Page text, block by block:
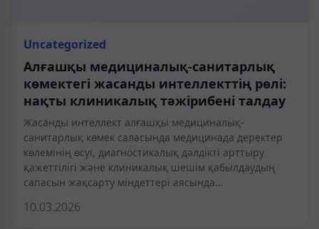
Uncategorized
Алғашқы медициналық-санитарлық
көмектегі жасанды интеллекттің рөлі:
нақты клиникалық тәжірибені талдау
Жасанды интеллект алғашқы медициналық-
санитарлық көмек саласында медицинада деректер
көлемінің өсуі, диагностикалық дәлдікті арттыру
қажеттілігі және клиникалық шешім қабылдаудың
сапасын жақсарту міндеттері аясында…
10.03.2026